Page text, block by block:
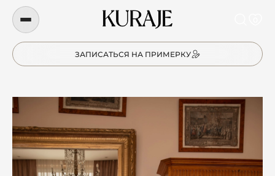
ЗАПИСАТЬСЯ НА ПРИМЕРКУ